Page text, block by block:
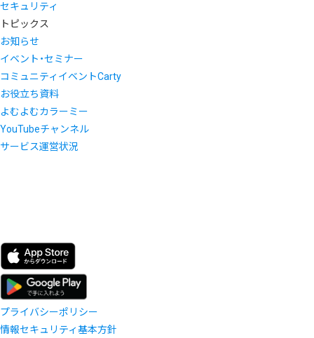
セキュリティ
トピックス
お知らせ
イベント・セミナー
コミュニティイベントCarty
お役立ち資料
よむよむカラーミー
YouTubeチャンネル
サービス運営状況
プライバシーポリシー
情報セキュリティ基本方針